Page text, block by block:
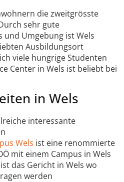
die zweitgrösste
sehr gute
und Umgebung ist Wels
Ausbildungsort
viele hungrige Studenten
Center in Wels ist beliebt bei
in Wels
interessante
Wels ist eine renommierte
mit einem Campus in Wels
ist das Gericht in Wels wo
werden